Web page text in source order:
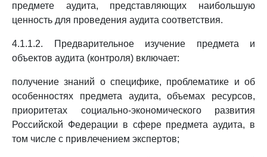
предмете аудита, представляющих наибольшую
ценность для проведения аудита соответствия.
4.1.1.2. Предварительное изучение предмета и
объектов аудита (контроля) включает:
получение знаний о специфике, проблематике и об
особенностях предмета аудита, объемах ресурсов,
приоритетах социально-экономического развития
Российской Федерации в сфере предмета аудита, в
том числе с привлечением экспертов;